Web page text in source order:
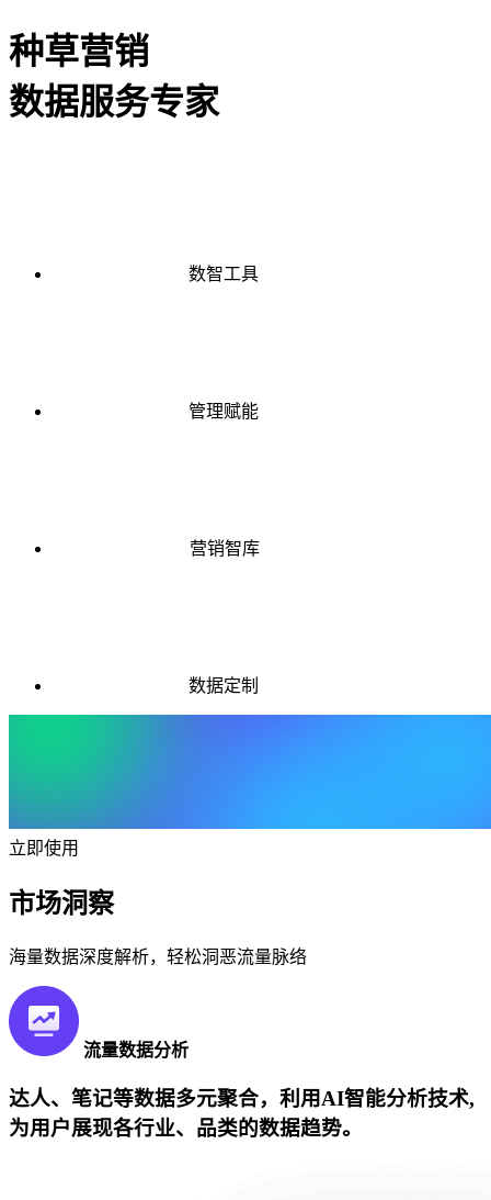
种草营销
数据服务专家
数智工具
管理赋能
营销智库
数据定制
立即使用
市场洞察
海量数据深度解析，轻松洞恶流量脉络
流量数据分析
达人、笔记等数据多元聚合，利用AI智能分析技术,
为用户展现各行业、品类的数据趋势。